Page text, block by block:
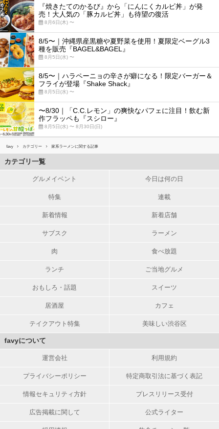
『焼きたてのかるび』から「にんにくカルビ丼」が発
売！大人気の「豚カルビ丼」も待望の復活
8月6日(木) 〜
8/5〜｜沖縄県産黒糖や夏野菜を使用！夏限定ベーグル3
種を販売『BAGEL&BAGEL』
8月5日(水) 〜
8/5〜｜ハラペーニョの辛さが癖になる！限定バーガー＆
フライが登場『Shake Shack』
8月5日(水) 〜
〜8/30｜「C.C.レモン」の爽快なパフェに注目！飲む新
作フラッペも『スシロー』
8月5日(水) 〜 8月30日(日)
favy カテゴリー 家系ラーメンに関する記事
カテゴリ一覧
グルメイベント 今日は何の日
特集 連載
新着情報 新着店舗
サブスク ラーメン
肉 食べ放題
ランチ ご当地グルメ
おもしろ・話題 スイーツ
居酒屋 カフェ
テイクアウト特集 美味しい渋谷区
favyについて
運営会社 利用規約
プライバシーポリシー 特定商取引法に基づく表記
情報セキュリティ方針 プレスリリース受付
広告掲載に関して 公式ライター